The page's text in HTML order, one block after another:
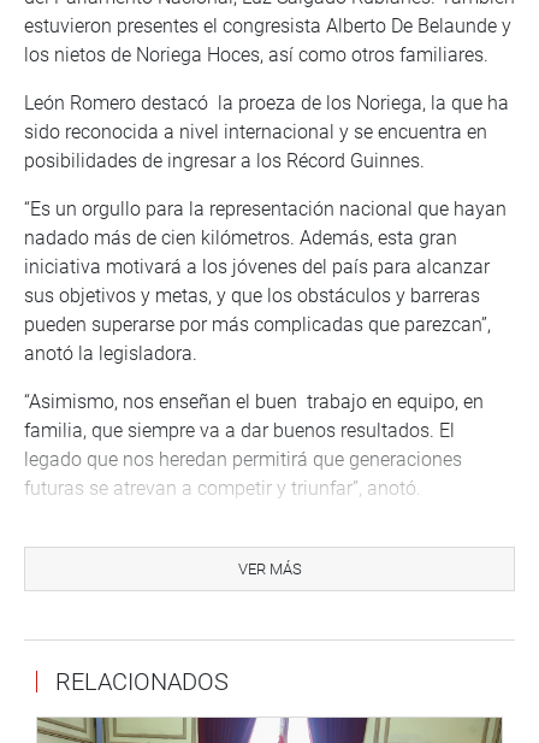
estuvieron presentes el congresista Alberto De Belaunde y
los nietos de Noriega Hoces, así como otros familiares.
León Romero destacó la proeza de los Noriega, la que ha
sido reconocida a nivel internacional y se encuentra en
posibilidades de ingresar a los Récord Guinnes.
“Es un orgullo para la representación nacional que hayan
nadado más de cien kilómetros. Además, esta gran
iniciativa motivará a los jóvenes del país para alcanzar
sus objetivos y metas, y que los obstáculos y barreras
pueden superarse por más complicadas que parezcan”,
anotó la legisladora.
“Asimismo, nos enseñan el buen trabajo en equipo, en
familia, que siempre va a dar buenos resultados. El
legado que nos heredan permitirá que generaciones
futuras se atrevan a competir y triunfar”, anotó.
Personalmente me siento muy orgullosa por todas sus
condecoraciones, esfuerzos y objetivos”, expresó al
pueden hacer esfuerzos físicos.
POR LOS QUE NO PUEDEN CONCEBIR
VER MÁS
RELACIONADOS